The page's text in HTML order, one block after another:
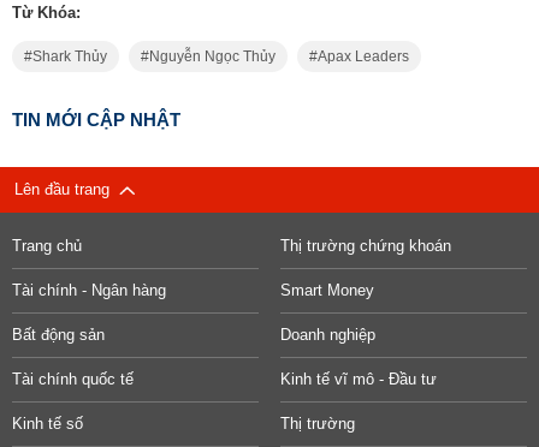
Từ Khóa:
Shark Thủy Nguyễn Ngọc Thủy Apax Leaders
TIN MỚI CẬP NHẬT
Lên đầu trang
Trang chủ Thị trường chứng khoán
Tài chính - Ngân hàng Smart Money
Bất động sản Doanh nghiệp
Tài chính quốc tế Kinh tế vĩ mô - Đầu tư
Kinh tế số Thị trường